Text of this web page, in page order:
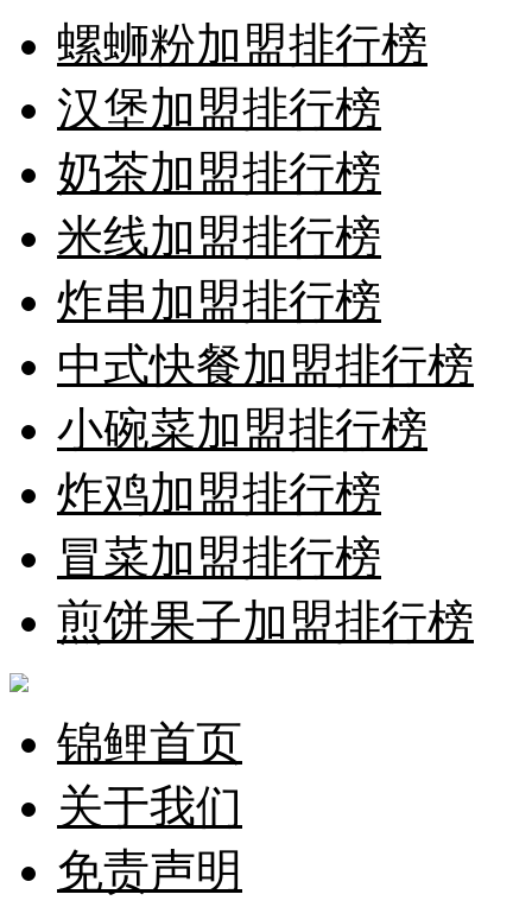
螺蛳粉加盟排行榜
汉堡加盟排行榜
奶茶加盟排行榜
米线加盟排行榜
炸串加盟排行榜
中式快餐加盟排行榜
小碗菜加盟排行榜
炸鸡加盟排行榜
冒菜加盟排行榜
煎饼果子加盟排行榜
锦鲤首页
关于我们
免责声明